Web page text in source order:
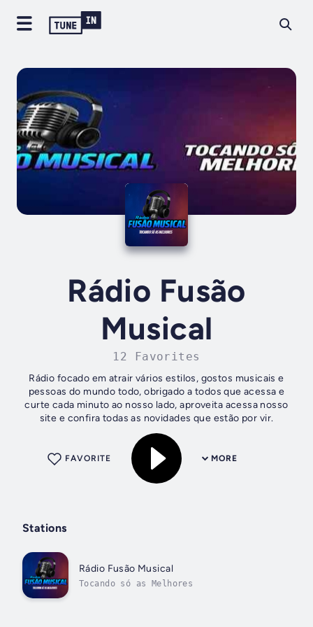
Rádio Fusão
Musical
12 Favorites
Rádio focado em atrair vários estilos, gostos musicais e
pessoas do mundo todo, obrigado a todos que acessa e
curte cada minuto ao nosso lado, aproveita acessa nosso
site e confira todas as novidades que estão por vir.
MORE
FAVORITE
Stations
Rádio Fusão Musical
Tocando só as Melhores